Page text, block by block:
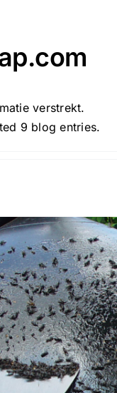
verstrekt.
9 blog entries.